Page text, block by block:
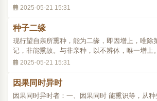
屈曲差别，唯无记性，不能熏成色心等种。以因
诸法，名最胜故，名言进退，摄句字故。二..
2025-05-21 15:31
种子二缘
现行望自亲所熏种，能为二缘，即因增上，唯除
记，非能熏故。与非亲种，以不辨体，唯一增上
缘。于非亲种，亦一增上。非唯有漏，净种亦尔
2025-05-21 15:31
因果同时异时
因果同时异时者：一、因果同时 能熏识等，从